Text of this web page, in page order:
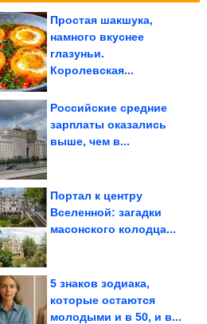
Уловки, которые
Простая шакшука,
намного вкуснее
глазуньи.
Королевская...
Российские средние
зарплаты оказались
выше, чем в...
Портал к центру
Вселенной: загадки
масонского колодца...
Дома с необычным
каждая деталь...
5 знаков зодиака,
которые остаются
молодыми и в 50, и в...